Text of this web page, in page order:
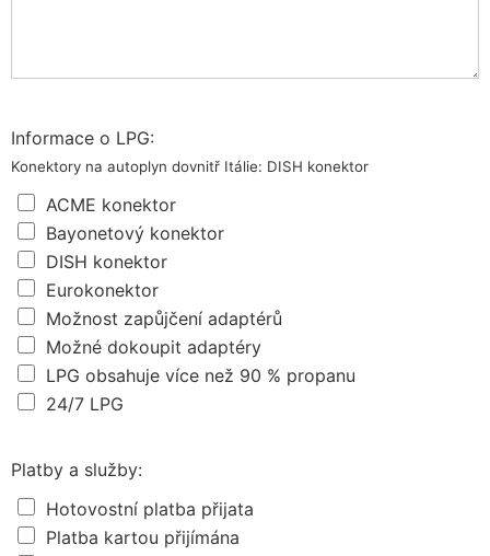
Informace o LPG:
Konektory na autoplyn dovnitř Itálie: DISH konektor
ACME konektor
Bayonetový konektor
DISH konektor
Eurokonektor
Možnost zapůjčení adaptérů
Možné dokoupit adaptéry
LPG obsahuje více než 90 % propanu
24/7 LPG
Platby a služby:
Hotovostní platba přijata
Platba kartou přijímána